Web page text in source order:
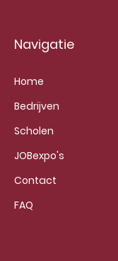
Navigatie
Home
Bedrijven
Scholen
JOBexpo's
Contact
FAQ